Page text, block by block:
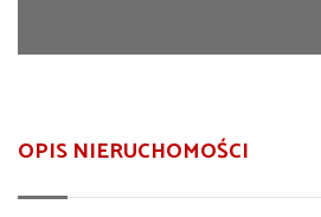
OPIS NIERUCHOMOŚCI